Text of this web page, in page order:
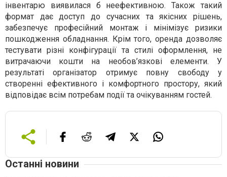
інвентарю виявилася б неефективною. Також такий
формат дає доступ до сучасних та якісних рішень,
забезпечує професійний монтаж і мінімізує ризики
пошкодження обладнання. Крім того, оренда дозволяє
тестувати різні конфігурації та стилі оформлення, не
витрачаючи кошти на необов’язкові елементи. У
результаті організатор отримує повну свободу у
створенні ефективного і комфортного простору, який
відповідає всім потребам події та очікуванням гостей.
Останні новини